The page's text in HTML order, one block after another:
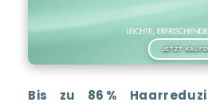
JETZT
Bis zu 86 %